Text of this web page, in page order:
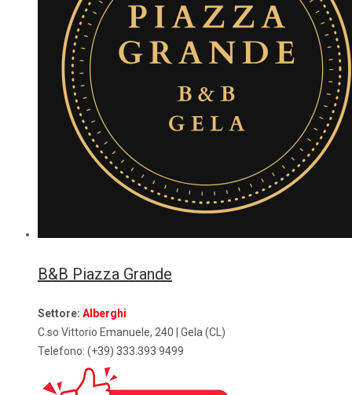
B&B Piazza Grande
Settore: Alberghi
C.so Vittorio Emanuele, 240 | Gela (CL)
Telefono: (+39) 333.393 9499